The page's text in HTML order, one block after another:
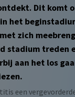
Dit komt
het
zich
stadium treden
aan het los
een